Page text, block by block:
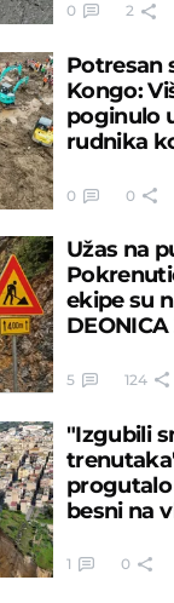
0 2
Potresan
Kongo:
poginulo
rudnika
0 0
Užas na
ekipe su
5 124
"Izgubili
besni na
1 0